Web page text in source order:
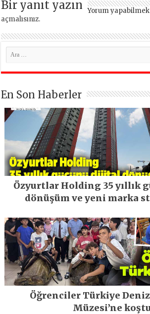
Bir yanıt yazın Yorum
açmalısınız.
En Son Haberler
Özyurtlar Holding 35 yıllık
dönüşüm ve yeni marka
Öğrenciler Türkiye Deniz
Müzesi’ne